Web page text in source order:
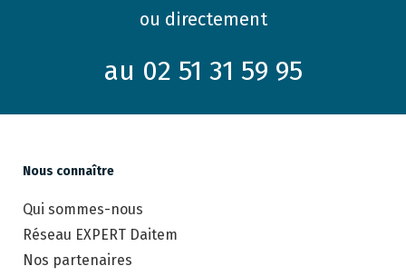
ou directement
au 02 51 31 59 95
Nous connaître
Qui sommes-nous
Réseau EXPERT Daitem
Nos partenaires